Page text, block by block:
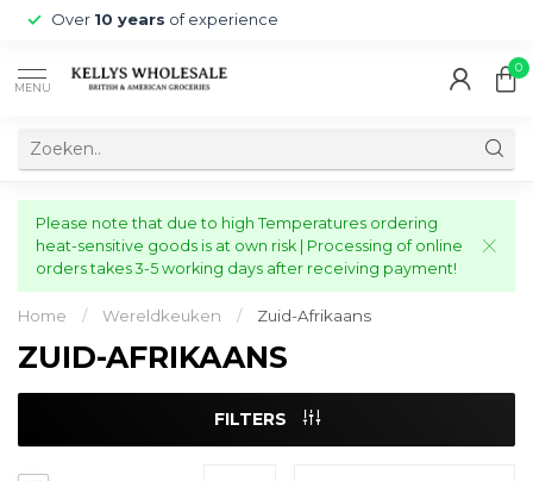
Over 10 years of experience
MENU
0
Please note that due to high Temperatures ordering
heat-sensitive goods is at own risk | Processing of online
orders takes 3-5 working days after receiving payment!
Home / Wereldkeuken / Zuid-Afrikaans
ZUID-AFRIKAANS
FILTERS